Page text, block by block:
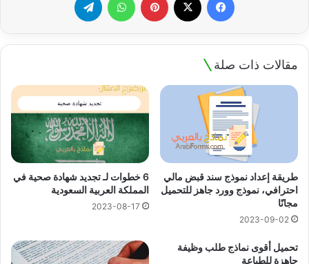
مقالات ذات صلة
طريقة إعداد نموذج سند قبض مالي
احترافي، نموذج وورد جاهز للتحميل
مجانًا
2023-09-02
6 خطوات لـ تجديد شهادة صحية في
المملكة العربية السعودية
2023-08-17
تحميل أقوى نماذج طلب وظيفة
جاهزة للطباعة